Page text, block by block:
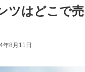
ツはどこで
年8月11日